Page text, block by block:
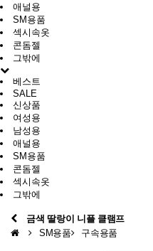
애널용
SM용품
섹시속옷
콘돔젤
그밖에
베스트
SALE
신상품
여성용
남성용
애널용
SM용품
콘돔젤
섹시속옷
그밖에
금색 딸랑이 니플 클램프
SM용품
구속용품